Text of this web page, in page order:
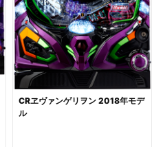
CRヱヴァンゲリヲン 2018年モデ
ル